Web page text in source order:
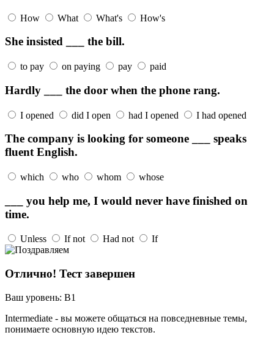
How What What's How's
She insisted ___ the bill.
to pay on paying pay paid
Hardly ___ the door when the phone rang.
I opened did I open had I opened I had opened
The company is looking for someone ___ speaks
fluent English.
which who whom whose
___ you help me, I would never have finished on
time.
Unless If not Had not If
Отлично! Тест завершен
Ваш уровень: B1
Intermediate - вы можете общаться на повседневные темы,
понимаете основную идею текстов.